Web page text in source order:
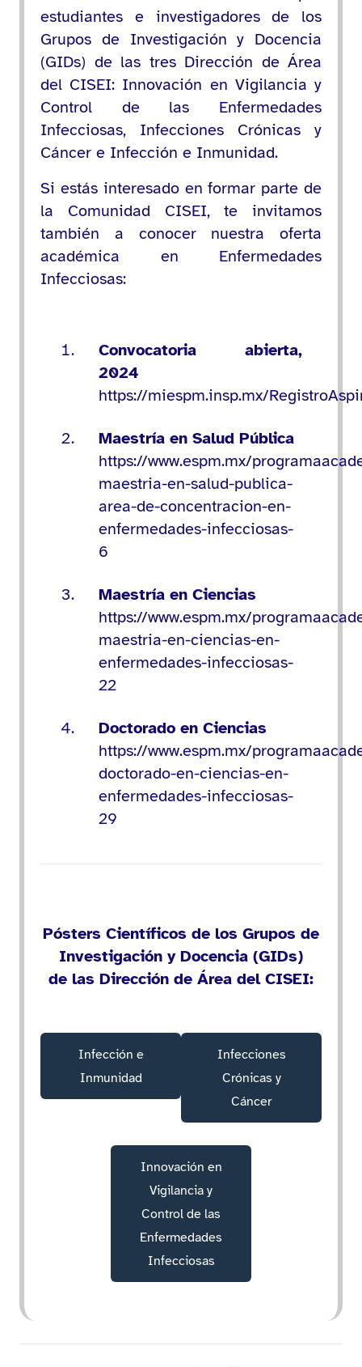
estudiantes e investigadores de los
Grupos de Investigación y Docencia
(GIDs) de las tres Dirección de Área
del CISEI: Innovación en Vigilancia y
Control de las Enfermedades
Infecciosas, Infecciones Crónicas y
Cáncer e Infección e Inmunidad.
Si estás interesado en formar parte de
la Comunidad CISEI, te invitamos
también a conocer nuestra oferta
académica en Enfermedades
Infecciosas:
Convocatoria abierta,
2024
https://miespm.insp.mx/
Maestría en Salud Pública
https://www.espm.mx/
maestria-en-salud-publica-
area-de-concentracion-en-
enfermedades-infecciosas-
6
Maestría en Ciencias
https://www.espm.mx/
maestria-en-ciencias-en-
enfermedades-infecciosas-
22
Doctorado en Ciencias
https://www.espm.mx/
doctorado-en-ciencias-en-
enfermedades-infecciosas-
29
Pósters Científicos de los Grupos de
Investigación y Docencia (GIDs)
de las Dirección de Área del CISEI:
Infección e
Inmunidad
Infecciones
Crónicas y
Cáncer
Innovación en
Vigilancia y
Control de las
Enfermedades
Infecciosas